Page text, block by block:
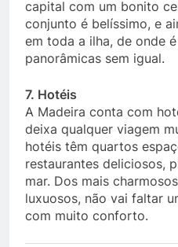
capital com um bonito
conjunto é belíssimo, e
em toda a ilha, de onde
panorâmicas sem igual.
7. Hotéis
A Madeira conta com
deixa qualquer viagem
hotéis têm quartos
restaurantes deliciosos,
mar. Dos mais
luxuosos, não vai faltar
com muito conforto.